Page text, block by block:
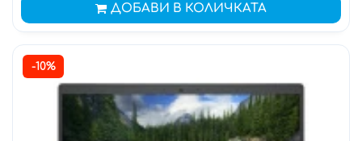
ДОБАВИ В КОЛИЧКАТА
-10%